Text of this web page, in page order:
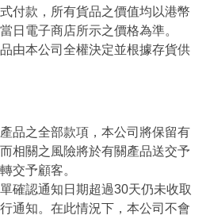
付款，所有貨品之價值均以港幣
日電子商店所示之價格為準。
由本公司全權決定並根據存貨供
品之全部款項，本公司將保留有
相關之風險將於有關產品送交予
交予顧客。
確認通知日期超過30天仍未收取
通知。在此情況下，本公司不會